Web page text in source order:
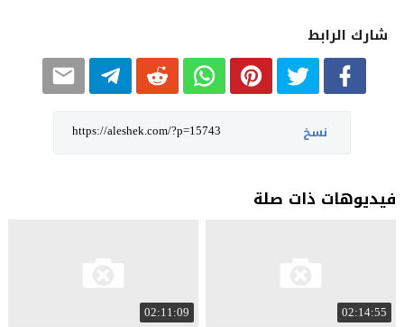
شارك الرابط
نسخ
فيديوهات ذات صلة
02:14:55
02:11:09